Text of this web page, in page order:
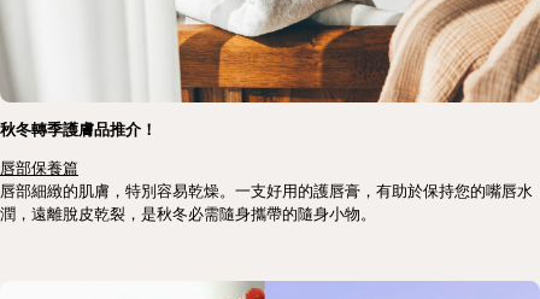
秋冬轉季護膚品推介！
唇部保養篇
唇部細緻的肌膚，特別容易乾燥。一支好用的護唇膏，有助於保持您的嘴唇水
潤，遠離脫皮乾裂，是秋冬必需隨身攜帶的隨身小物。